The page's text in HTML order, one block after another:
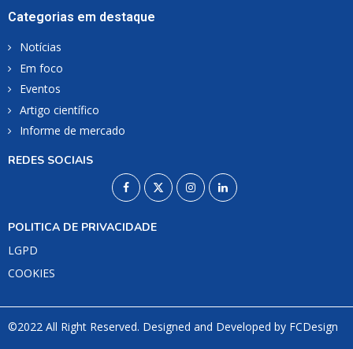
Categorias em destaque
Notícias
Em foco
Eventos
Artigo científico
Informe de mercado
REDES SOCIAIS
POLITICA DE PRIVACIDADE
LGPD
COOKIES
©2022 All Right Reserved. Designed and Developed by FCDesign